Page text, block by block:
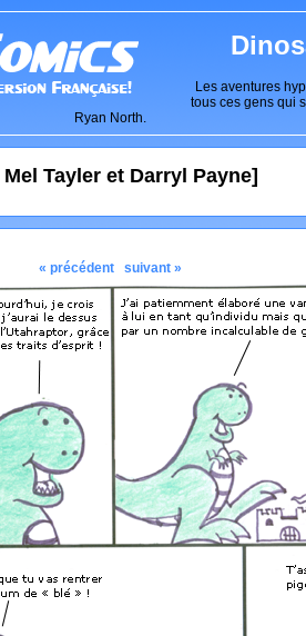
Les aventures
tous ces gens qui
Ryan North.
Tayler et Darryl Payne]
« précédent suivant »